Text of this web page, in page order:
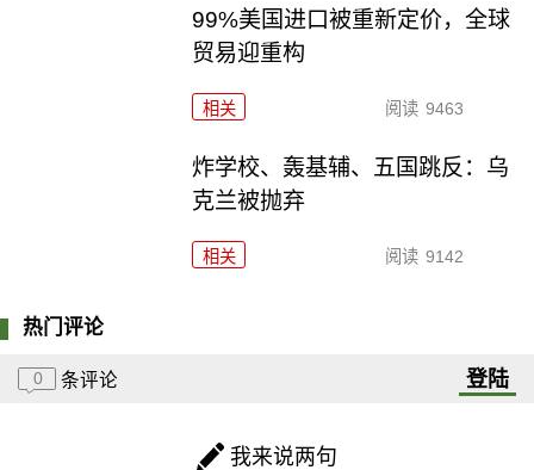
99%美国进口被重新定价，全球
贸易迎重构
相关 阅读 9463
炸学校、轰基辅、五国跳反：乌
克兰被抛弃
相关 阅读 9142
热门评论
0 条评论 登陆
我来说两句